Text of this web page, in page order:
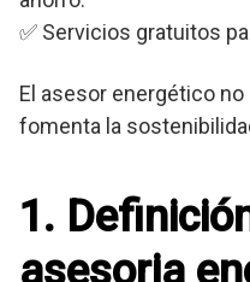
✅ Servicios gratuitos
El asesor energético
fomenta la
1.
asesoria